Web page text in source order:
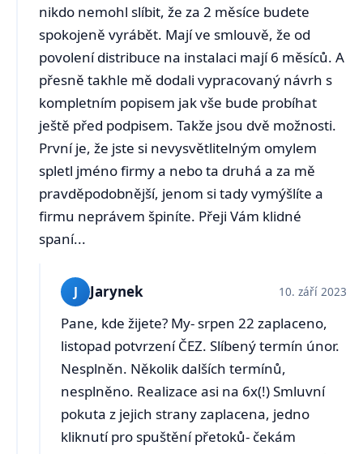
nikdo nemohl slíbit, že za 2 měsíce budete
spokojeně vyrábět. Mají ve smlouvě, že od
povolení distribuce na instalaci mají 6 měsíců. A
přesně takhle mě dodali vypracovaný návrh s
kompletním popisem jak vše bude probíhat
ještě před podpisem. Takže jsou dvě možnosti.
První je, že jste si nevysvětlitelným omylem
spletl jméno firmy a nebo ta druhá a za mě
pravděpodobnější, jenom si tady vymýšlíte a
firmu neprávem špiníte. Přeji Vám klidné
spaní...
J Jarynek 10. září 2023
Pane, kde žijete? My- srpen 22 zaplaceno,
listopad potvrzení ČEZ. Slíbený termín únor.
Nesplněn. Několik dalších termínů,
nesplněno. Realizace asi na 6x(!) Smluvní
pokuta z jejich strany zaplacena, jedno
kliknutí pro spuštění přetoků- čekám